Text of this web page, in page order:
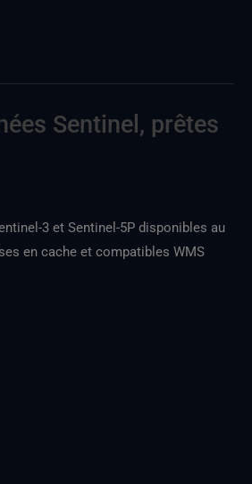
Sentinel, prêtes
3 et Sentinel-5P disponibles au
en cache et compatibles WMS